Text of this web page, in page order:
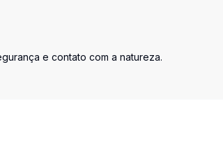
e contato com a natureza.